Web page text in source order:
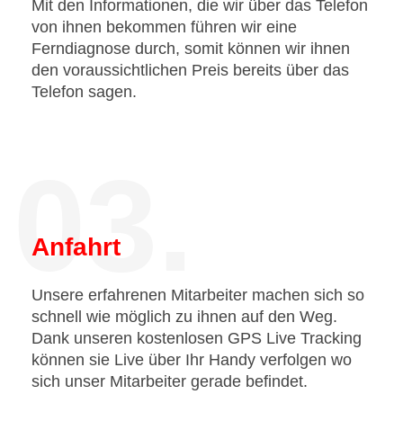
Mit den Informationen, die wir über das Telefon
von ihnen bekommen führen wir eine
Ferndiagnose durch, somit können wir ihnen
den voraussichtlichen Preis bereits über das
Telefon sagen.
03.
Anfahrt
Unsere erfahrenen Mitarbeiter machen sich so
schnell wie möglich zu ihnen auf den Weg.
Dank unseren kostenlosen GPS Live Tracking
können sie Live über Ihr Handy verfolgen wo
sich unser Mitarbeiter gerade befindet.